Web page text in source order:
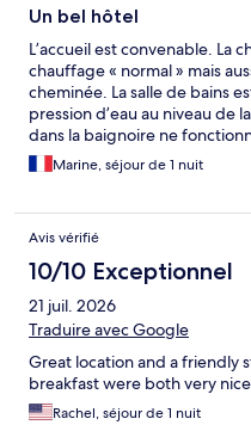
Un bel hôtel
L’accueil est convenable. La
chauffage « normal » mais
cheminée. La salle de bains
pression d’eau au niveau de
dans la baignoire ne
complet. L’hôtel est situé à
recommande cet
Marine, séjour de 1 nuit
Avis vérifié
10/10 Exceptionnel
21 juil. 2026
Traduire avec Google
Great location and a friendly
breakfast were both very
Rachel, séjour de 1 nuit